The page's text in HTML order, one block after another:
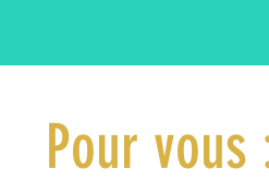
Pour vous